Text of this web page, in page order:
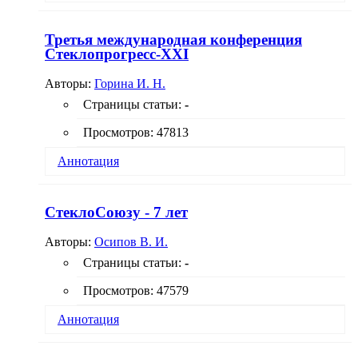
Третья международная конференция
Стеклопрогресс-ХХI
Авторы: Горина И. Н.
Страницы статьи: -
Просмотров: 47813
Аннотация
СтеклоCоюзу - 7 лет
Авторы: Осипов В. И.
Страницы статьи: -
Просмотров: 47579
Аннотация